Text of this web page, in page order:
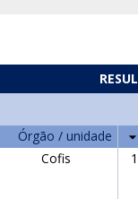
Órgão / unidade
Cofis